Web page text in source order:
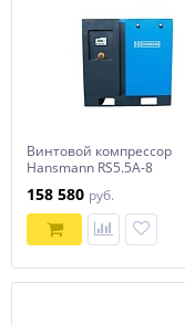
Винтовой компрессор
Hansmann RS5.5А-8
158 580 руб.